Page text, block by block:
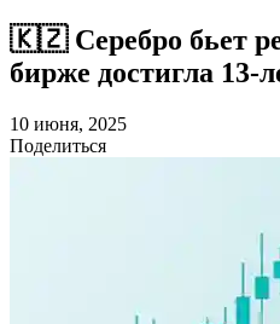
🇰🇿 Серебро бьет
бирже достигла 13-
10 июня, 2025
Поделиться